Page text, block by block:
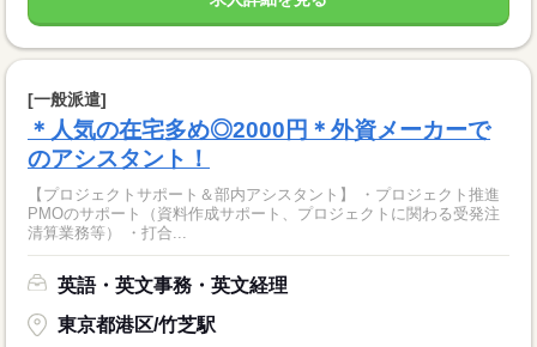
[一般派遣]
＊人気の在宅多め◎2000円＊外資メーカーで
のアシスタント！
【プロジェクトサポート＆部内アシスタント】 ・プロジェクト推進
PMOのサポート（資料作成サポート、プロジェクトに関わる受発注
清算業務等） ・打合...
英語・英文事務・英文経理
東京都港区/竹芝駅